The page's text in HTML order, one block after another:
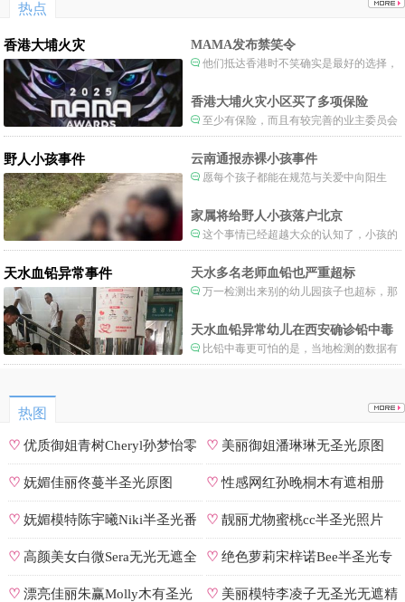
热点
香港大埔火灾 MAMA发布禁笑令
他们抵达香港时不笑确实是最好的选择，
一种保护吧。
香港大埔火灾小区买了多项保险
至少有保险，而且有较完善的业主委员会
制度。
野人小孩事件 云南通报赤裸小孩事件
愿每个孩子都能在规范与关爱中向阳生
家属将给野人小孩落户北京
这个事情已经超越大众的认知了，小孩的
形体和状态已经畸形了，得尽快送医。
天水血铅异常事件 天水多名老师血铅也严重超标
万一检测出来别的幼儿园孩子也超标，那
天水血铅异常幼儿在西安确诊铅中毒
比铅中毒更可怕的是，当地检测的数据有
可能被造假。
热图
♡优质御姐青树Cheryl孙梦怡零
遮罩私拍
♡ 美丽御姐潘琳琳无圣光原图
♡妩媚佳丽佟蔓半圣光原图 ♡性感网红孙晚桐木有遮相册
♡妩媚模特陈宇曦Niki半圣光番
号
♡ 靓丽尤物蜜桃cc半圣光照片
♡高颜美女白微Sera无光无遮全
集
♡ 绝色萝莉宋梓诺Bee半圣光专
辑
♡漂亮佳丽朱赢Molly木有圣光 ♡ 美丽模特李凌子无圣光无遮精